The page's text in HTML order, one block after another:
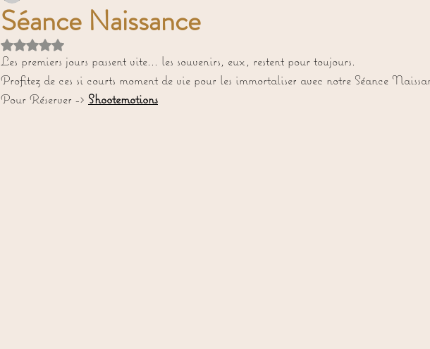
Séance Naissance
Noté NaN étoiles sur 5.
Les premiers jours passent vite… les souvenirs, eux, restent pour toujours.
Profitez de ces si courts moment de vie pour les immortaliser avec notre Séance
Pour Réserver -> Shootemotions